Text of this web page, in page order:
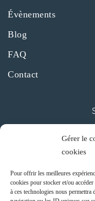
Gérer le
cookies
Pour offrir les meilleures
cookies pour stocker et/ou
à ces technologies nous permettra
Évènements
Blog
FAQ
Contact